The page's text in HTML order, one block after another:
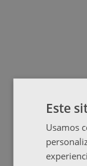
Este
Usamos